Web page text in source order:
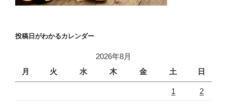
投稿日がわかるカレンダー
2026年8月
月
火 水 木 金 土 日
1 2